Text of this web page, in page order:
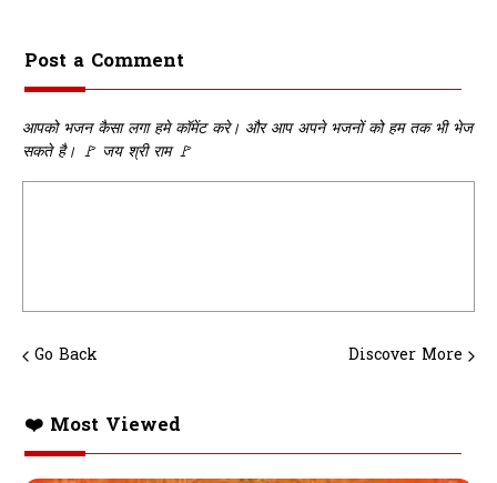
Post a Comment
आपको भजन कैसा लगा हमे कॉमेंट करे। और आप अपने भजनों को हम तक भी भेज
सकते है। 🚩 जय श्री राम 🚩
Go Back Discover More
❤️ Most Viewed